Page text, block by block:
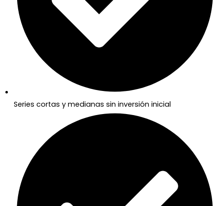
Series cortas y medianas sin inversión inicial